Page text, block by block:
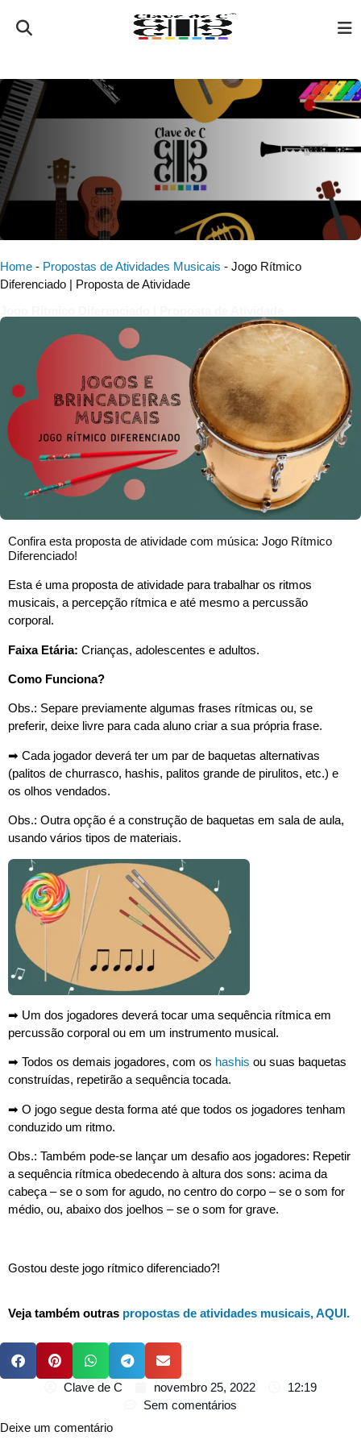
Home - Propostas de Atividades Musicais - Jogo Rítmico
Diferenciado | Proposta de Atividade
Confira esta proposta de atividade com música: Jogo Rítmico
Diferenciado!
Esta é uma proposta de atividade para trabalhar os ritmos
musicais, a percepção rítmica e até mesmo a percussão
corporal.
Faixa Etária: Crianças, adolescentes e adultos.
Como Funciona?
Obs.: Separe previamente algumas frases rítmicas ou, se
preferir, deixe livre para cada aluno criar a sua própria frase.
➡︎ Cada jogador deverá ter um par de baquetas alternativas
(palitos de churrasco, hashis, palitos grande de pirulitos, etc.) e
os olhos vendados.
Obs.: Outra opção é a construção de baquetas em sala de aula,
usando vários tipos de materiais.
➡︎ Um dos jogadores deverá tocar uma sequência rítmica em
percussão corporal ou em um instrumento musical.
➡︎ Todos os demais jogadores, com os hashis ou suas baquetas
construídas, repetirão a sequência tocada.
➡︎ O jogo segue desta forma até que todos os jogadores tenham
conduzido um ritmo.
Obs.: Também pode-se lançar um desafio aos jogadores: Repetir
a sequência rítmica obedecendo à altura dos sons: acima da
cabeça – se o som for agudo, no centro do corpo – se o som for
médio, ou, abaixo dos joelhos – se o som for grave.
Gostou deste jogo rítmico diferenciado?!
Veja também outras propostas de atividades musicais, AQUI.
Clave de C novembro 25, 2022
12:19
Sem comentários
Deixe um comentário